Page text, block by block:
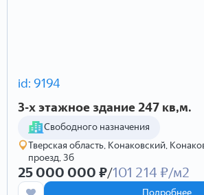
id: 9194
3-х этажное здание 247 кв,м.
Cвободного назначения
Тверская область, Конаковский,
проезд, 3б
25 000 000 ₽/101 214 ₽/м2